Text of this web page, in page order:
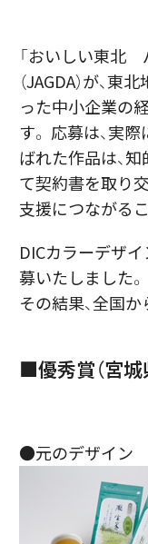
「おいしい東北
（JAGDA）が、
った中小企業の
す。 応募は、実
ばれた作品は、
て契約書を取り
支援につながる
DICカラーデザ
募いたしました。
その結果、全国
■優秀賞（宮
●元のデザイン